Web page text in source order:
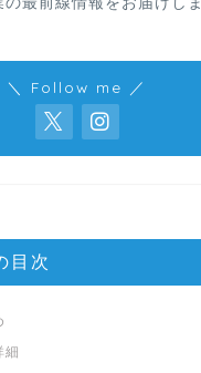
＼ Follow me ／
目次
細